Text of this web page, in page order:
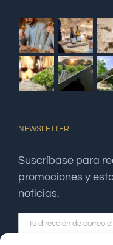
NEWSLETTER
Suscríbase para
promociones y
noticias.